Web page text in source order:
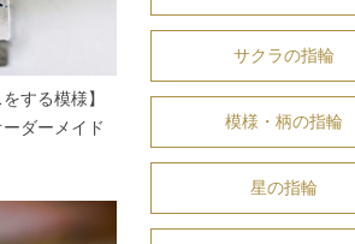
する模様】
ダーメイド
サクラの指輪
模様・柄の指輪
星の指輪